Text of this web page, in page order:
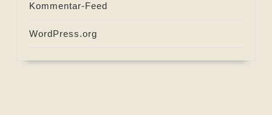
Kommentar-Feed
WordPress.org